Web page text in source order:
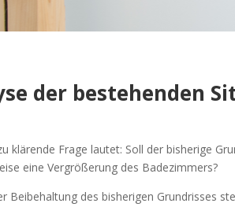
der bestehenden
klärende Frage lautet: Soll der bisherige
eine Vergrößerung des Badezimmers?
Beibehaltung des bisherigen Grundrisses